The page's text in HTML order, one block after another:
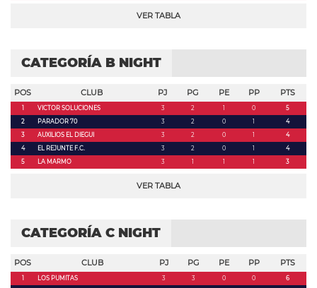
VER TABLA
CATEGORÍA B NIGHT
POS CLUB PJ PG PE PP PTS
1 VICTOR SOLUCIONES 3 2 1 0
5
2
PARADOR 70 3 2 0 1
4
3
AUXILIOS EL DIEGUI 3 2 0 1
4
4
EL REJUNTE F.C. 3 2 0 1
4
5
LA MARMO 3 1 1 1 3
VER TABLA
CATEGORÍA C NIGHT
POS CLUB PJ PG PE PP PTS
1 LOS PUMITAS 3 3 0 0 6